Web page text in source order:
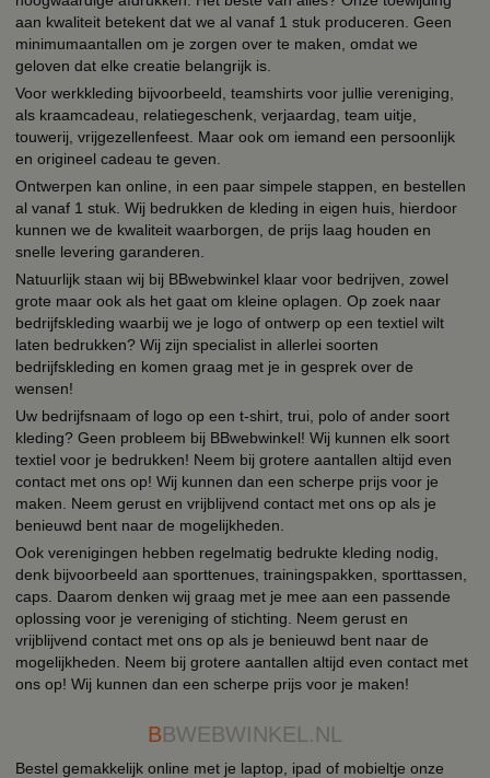
aan kwaliteit betekent dat we al vanaf 1 stuk produceren. Geen
minimumaantallen om je zorgen over te maken, omdat we
geloven dat elke creatie belangrijk is.
Voor werkkleding bijvoorbeeld, teamshirts voor jullie vereniging,
als kraamcadeau, relatiegeschenk, verjaardag, team uitje,
touwerij, vrijgezellenfeest. Maar ook om iemand een persoonlijk
en origineel cadeau te geven.
Ontwerpen kan online, in een paar simpele stappen, en bestellen
al vanaf 1 stuk. Wij bedrukken de kleding in eigen huis, hierdoor
kunnen we de kwaliteit waarborgen, de prijs laag houden en
snelle levering garanderen.
Natuurlijk staan wij bij BBwebwinkel klaar voor bedrijven, zowel
grote maar ook als het gaat om kleine oplagen. Op zoek naar
bedrijfskleding waarbij we je logo of ontwerp op een textiel wilt
laten bedrukken? Wij zijn specialist in allerlei soorten
bedrijfskleding en komen graag met je in gesprek over de
wensen!
Uw bedrijfsnaam of logo op een t-shirt, trui, polo of ander soort
kleding? Geen probleem bij BBwebwinkel! Wij kunnen elk soort
textiel voor je bedrukken! Neem bij grotere aantallen altijd even
contact met ons op! Wij kunnen dan een scherpe prijs voor je
maken. Neem gerust en vrijblijvend contact met ons op als je
benieuwd bent naar de mogelijkheden.
Ook verenigingen hebben regelmatig bedrukte kleding nodig,
denk bijvoorbeeld aan sporttenues, trainingspakken, sporttassen,
caps. Daarom denken wij graag met je mee aan een passende
oplossing voor je vereniging of stichting. Neem gerust en
vrijblijvend contact met ons op als je benieuwd bent naar de
mogelijkheden. Neem bij grotere aantallen altijd even contact met
ons op! Wij kunnen dan een scherpe prijs voor je maken!
BBWEBWINKEL.NL
Bestel gemakkelijk online met je laptop, ipad of mobieltje onze